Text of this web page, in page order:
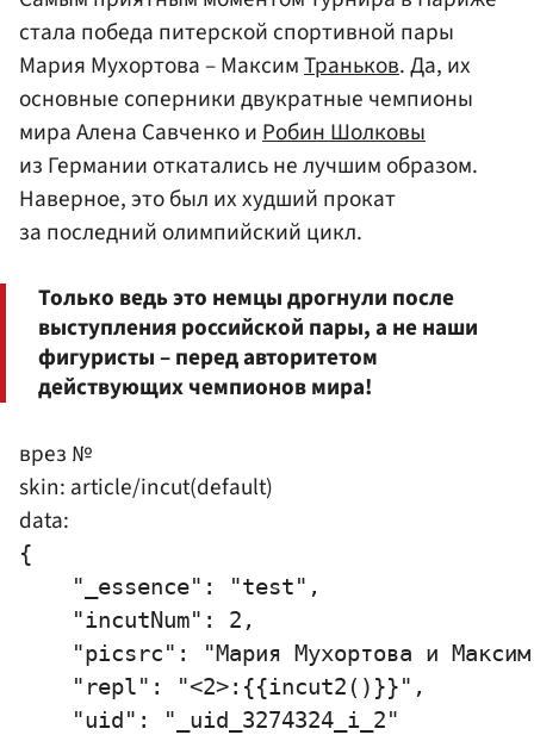
стала победа питерской спортивной пары
Мария Мухортова – МаксимТраньков. Да, их
основные соперники двукратные чемпионы
мира Алена Савченко иРобин Шолковы
из Германии откатались не лучшим образом.
Наверное, это был их худший прокат
за последний олимпийский цикл.
Только ведь это немцы дрогнули после
выступления российской пары, а не наши
фигуристы – перед авторитетом
действующих чемпионов мира!
врез №
skin: article/incut(default)
data:
{
    "_essence": "test",
    "incutNum": 2,
"picsrc": "Мария Мухортова и
    "repl": "<2>:{{incut2()}}",
    "uid": "_uid_3274324_i_2"